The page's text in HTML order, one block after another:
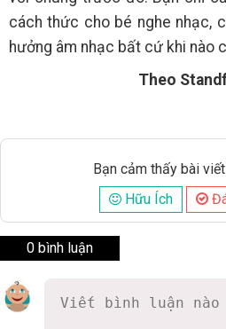
cách thức cho bé nghe nhạc,
hưởng âm nhạc bất cứ khi nào
Theo
Bạn cảm thấy bài
Hữu Ích
0 bình luận